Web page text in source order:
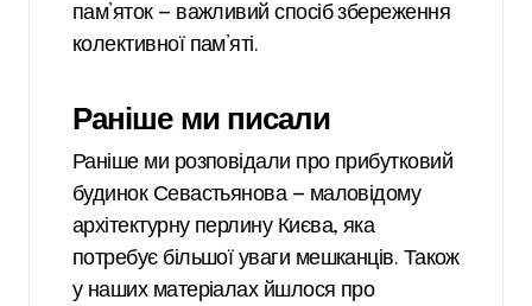
пам’яток — важливий спосіб збереження
колективної пам’яті.
Раніше ми писали
Раніше ми розповідали про прибутковий
будинок Севастьянова — маловідому
архітектурну перлину Києва, яка
потребує більшої уваги мешканців. Також
у наших матеріалах йшлося про